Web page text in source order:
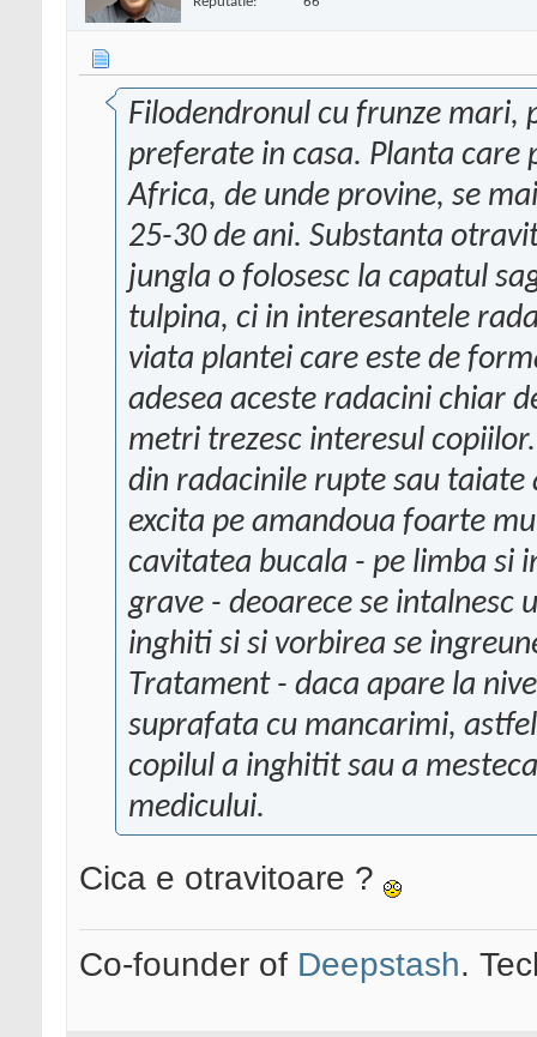
Filodendronul cu frunze mari,
preferate in casa. Planta
Africa, de unde provine, se
25-30 de ani. Substanta
jungla o folosesc la capatul
tulpina, ci in interesantele
viata plantei care este de
adesea aceste radacini chiar
metri trezesc interesul
din radacinile rupte sau taiate
excita pe amandoua foarte
cavitatea bucala - pe limba si
grave - deoarece se
inghiti si si vorbirea se
Tratament - daca apare la
suprafata cu mancarimi,
copilul a inghitit sau a
medicului.
Cica e otravitoare ?
Co-founder of Deepstash.